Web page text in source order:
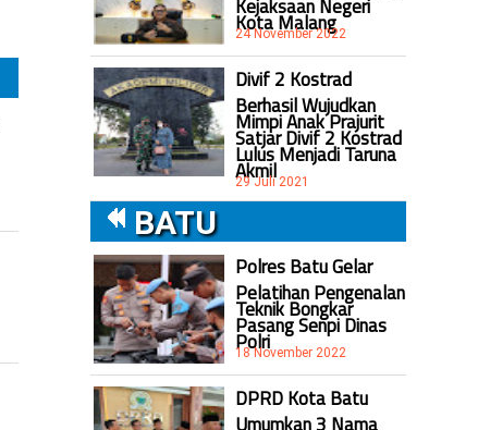
Kota Malang
24 November 2022
Divif 2 Kostrad
Berhasil Wujudkan
Mimpi Anak Prajurit
Satjar Divif 2 Kostrad
Lulus Menjadi Taruna
Akmil
29 Juli 2021
BATU
Polres Batu Gelar
Pelatihan Pengenalan
Teknik Bongkar
Pasang Senpi Dinas
Polri
18 November 2022
DPRD Kota Batu
Umumkan 3 Nama